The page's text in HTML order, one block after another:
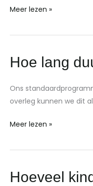
Meer lezen »
Hoe lang
Ons
overleg kunnen we dit
Hoe
duurt
Meer lezen »
Hoeveel
Hoeveel